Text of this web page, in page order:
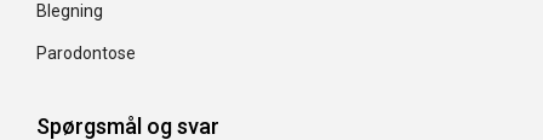
Blegning
Parodontose
Spørgsmål og svar